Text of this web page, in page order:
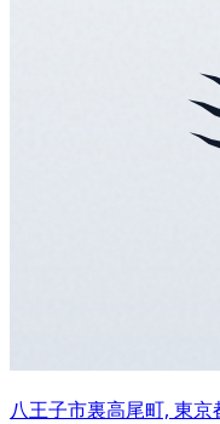
八王子市裏高尾町, 東京